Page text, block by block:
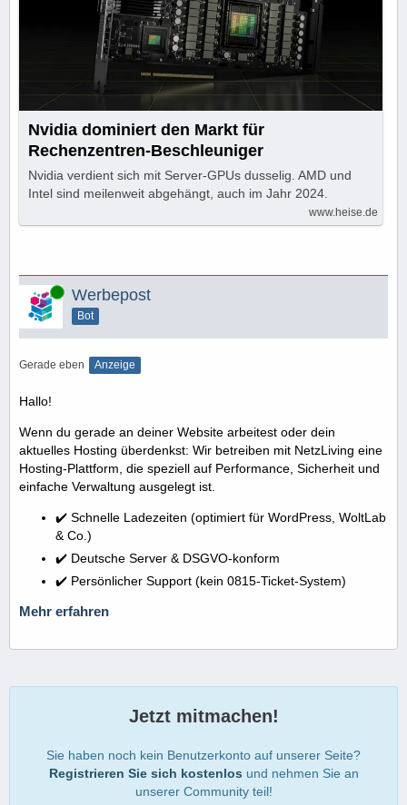
Nvidia dominiert den Markt für
Rechenzentren-Beschleuniger
Nvidia verdient sich mit Server-GPUs dusselig. AMD und
Intel sind meilenweit abgehängt, auch im Jahr 2024.
www.heise.de
Online Werbepost
Bot
Gerade eben Anzeige
Hallo!
Wenn du gerade an deiner Website arbeitest oder dein
aktuelles Hosting überdenkst: Wir betreiben mit NetzLiving eine
Hosting-Plattform, die speziell auf Performance, Sicherheit und
einfache Verwaltung ausgelegt ist.
✔️ Schnelle Ladezeiten (optimiert für WordPress, WoltLab
& Co.)
✔️ Deutsche Server & DSGVO-konform
✔️ Persönlicher Support (kein 0815-Ticket-System)
Mehr erfahren
Jetzt mitmachen!
Sie haben noch kein Benutzerkonto auf unserer Seite?
Registrieren Sie sich kostenlos und nehmen Sie an
unserer Community teil!